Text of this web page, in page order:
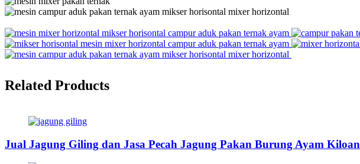
Related Products
Jual Jagung Giling dan Jasa Pecah Jagung Pakan Burung Ayam Kiloan